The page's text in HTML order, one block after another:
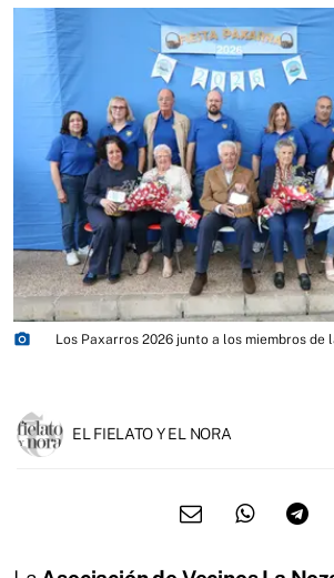
photo_camera
Los Paxarros 2026 junto a los miembros de
EL FIELATO Y EL NORA